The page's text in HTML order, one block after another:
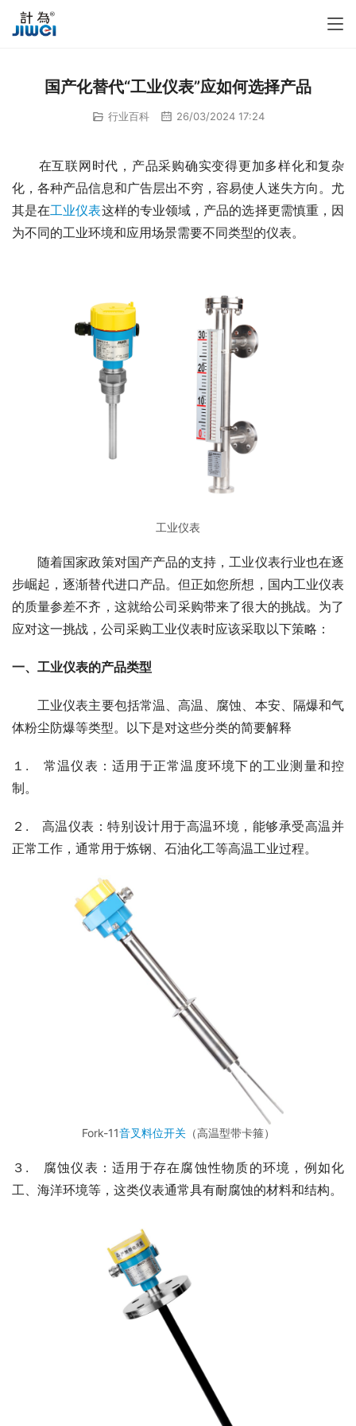
国产化替代“工业仪表”应如何选择产品
行业百科 26/03/2024 17:24
在互联网时代，产品采购确实变得更加多样化和复杂
化，各种产品信息和广告层出不穷，容易使人迷失方向。尤
其是在工业仪表这样的专业领域，产品的选择更需慎重，因
为不同的工业环境和应用场景需要不同类型的仪表。
工业仪表
随着国家政策对国产产品的支持，工业仪表行业也在逐
步崛起，逐渐替代进口产品。但正如您所想，国内工业仪表
的质量参差不齐，这就给公司采购带来了很大的挑战。为了
应对这一挑战，公司采购工业仪表时应该采取以下策略：
一、工业仪表的产品类型
工业仪表主要包括常温、高温、腐蚀、本安、隔爆和气
体粉尘防爆等类型。以下是对这些分类的简要解释
１.　常温仪表：适用于正常温度环境下的工业测量和控
制。
２.　高温仪表：特别设计用于高温环境，能够承受高温并
正常工作，通常用于炼钢、石油化工等高温工业过程。
Fork-11音叉料位开关（高温型带卡箍）
３.　腐蚀仪表：适用于存在腐蚀性物质的环境，例如化
工、海洋环境等，这类仪表通常具有耐腐蚀的材料和结构。